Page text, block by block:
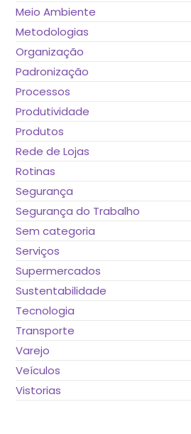
Meio Ambiente
Metodologias
Organização
Padronização
Processos
Produtividade
Produtos
Rede de Lojas
Rotinas
Segurança
Segurança do Trabalho
Sem categoria
Serviços
Supermercados
Sustentabilidade
Tecnologia
Transporte
Varejo
Veículos
Vistorias